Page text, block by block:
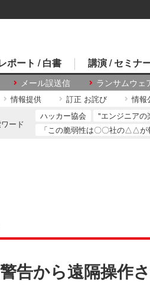
メール誤送信 ランサムウェ
ポート / 白書 講演 / セミナ
情報提供 訂正 お詫び 情報
ード
ハッカー協会 "エンジニアの
「この脆弱性は〇〇社の△△が
告から遠隔操作